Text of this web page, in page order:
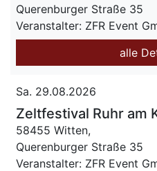
Querenburger Straße 35
Veranstalter: ZFR Event
alle
Sa. 29.08.2026
Zeltfestival Ruhr am
58455 Witten,
Querenburger Straße 35
Veranstalter: ZFR Event